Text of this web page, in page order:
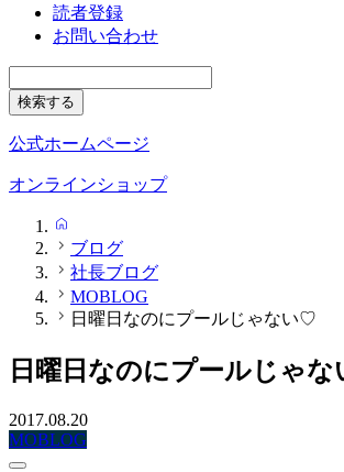
読者登録
お問い合わせ
公式ホームページ
オンラインショップ
ブログ
社長ブログ
MOBLOG
日曜日なのにプールじゃない♡
日曜日なのにプールじゃ
2017.08.20
MOBLOG